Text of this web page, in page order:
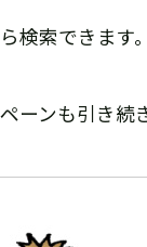
索できます
ンも引き続